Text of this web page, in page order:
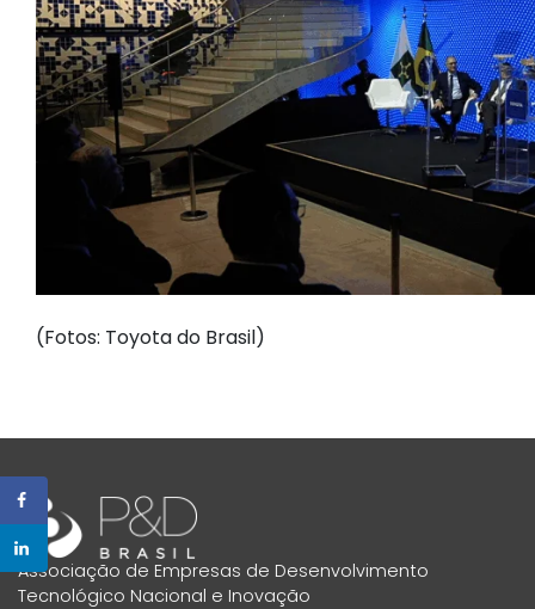
(Fotos: Toyota do Brasil)
Associação de Empresas de Desenvolvimento
Tecnológico Nacional e Inovação